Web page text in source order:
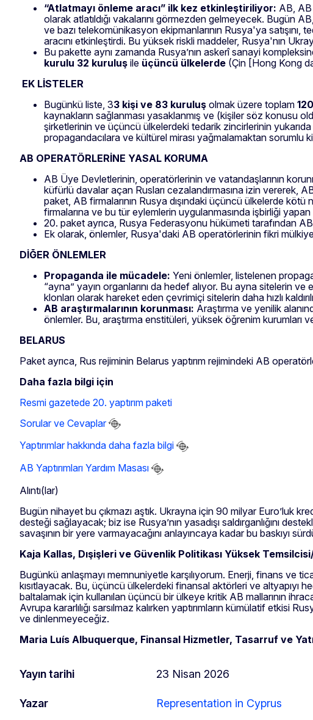
“Atlatmayı önleme aracı” ilk kez etkinleştiriliyor: AB, AB
olarak atlatıldığı vakalarını görmezden gelmeyecek. Bugün
ve bazı telekomünikasyon ekipmanlarının Rusya'ya satışını,
aracını etkinleştirdi. Bu yüksek riskli maddeler, Rusya'nın
Bu pakette aynı zamanda Rusya’nın askerî sanayi
kurulu 32 kuruluş ile üçüncü ülkelerde (Çin [Hong Kong
EK LİSTELER
Bugünkü liste, 33 kişi ve 83 kuruluş olmak üzere toplam 120
kaynakların sağlanması yasaklanmış ve (kişiler söz konusu
şirketlerinin ve üçüncü ülkelerdeki tedarik zincirlerinin
propagandacılara ve kültürel mirası yağmalamaktan sorumlu
AB OPERATÖRLERİNE YASAL KORUMA
AB Üye Devletlerinin, operatörlerinin ve vatandaşlarının
küfürlü davalar açan Rusları cezalandırmasına izin vererek,
paket, AB firmalarının Rusya dışındaki üçüncü ülkelerde
firmalarına ve bu tür eylemlerin uygulanmasında işbirliği
20. paket ayrıca, Rusya Federasyonu hükümeti tarafından
Ek olarak, önlemler, Rusya'daki AB operatörlerinin fikri
DİĞER ÖNLEMLER
Propaganda ile mücadele: Yeni önlemler, listelenen
“ayna” yayın organlarını da hedef alıyor. Bu ayna sitelerin
klonları olarak hareket eden çevrimiçi sitelerin daha hızlı
AB araştırmalarının korunması: Araştırma ve yenilik
önlemler. Bu, araştırma enstitüleri, yüksek öğrenim kurumları
BELARUS
Paket ayrıca, Rus rejiminin Belarus yaptırım rejimindeki AB
Daha fazla bilgi için
Resmi gazetede 20. yaptırım paketi
Sorular ve Cevaplar
Yaptırımlar hakkında daha fazla bilgi
AB Yaptırımları Yardım Masası
Alıntı(lar)
Bugün nihayet bu çıkmazı aştık. Ukrayna için 90 milyar Euro’luk
desteği sağlayacak; biz ise Rusya’nın yasadışı saldırganlığını
savaşının bir yere varmayacağını anlayıncaya kadar bu baskıyı
Kaja Kallas, Dışişleri ve Güvenlik Politikası Yüksek
Bugünkü anlaşmayı memnuniyetle karşılıyorum. Enerji, finans ve
kısıtlayacak. Bu, üçüncü ülkelerdeki finansal aktörleri ve altyapıyı
baltalamak için kullanılan üçüncü bir ülkeye kritik AB mallarının
Avrupa kararlılığı sarsılmaz kalırken yaptırımların kümülatif etkisi
ve dinlenmeyeceğiz.
Maria Luís Albuquerque, Finansal Hizmetler, Tasarruf ve
Yayın tarihi 23 Nisan 2026
Yazar Representation in Cyprus